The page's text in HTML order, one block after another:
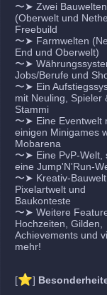
〜➤ Zwei Bauwelten
(Oberwelt und
Freebuild
〜➤ Farmwelten
End und Oberwelt)
〜➤
Jobs/Berufe und
〜➤ Ein
mit Neuling, Spieler
Stammi
〜➤ Eine Eventwelt
einigen Minigames
Mobarena
〜➤ Eine PvP-Welt,
eine Jump'N'Run-
〜➤ Kreativ-Bauwelt,
Pixelartwelt und
Baukonteste
〜➤ Weitere
Hochzeiten, Gilden,
Achievements und
mehr!
[⭐]